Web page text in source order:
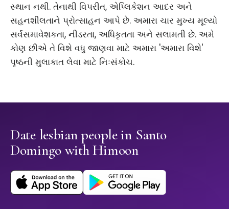
સ્થાન નથી. તેનાથી વિપરીત, એપ્લિકેશન આદર અને
સહનશીલતાને પ્રોત્સાહન આપે છે. અમારા ચાર મુખ્ય મૂલ્યો
સર્વસમાવેશકતા, નીડરતા, અધિકૃતતા અને સલામતી છે. અમે
કોણ છીએ તે વિશે વધુ જાણવા માટે અમારા 'અમારા વિશે'
પૃષ્ઠની મુલાકાત લેવા માટે નિઃસંકોચ.
Date lesbian people in Santo
Domingo with Himoon